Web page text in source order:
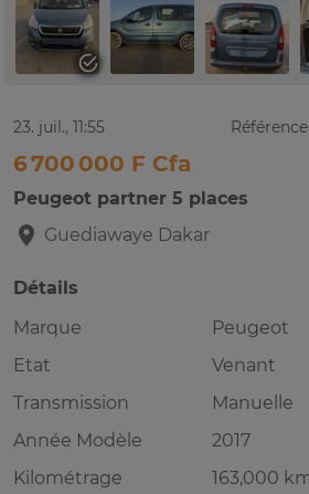
23. juil., 11:55
6 700 000 F Cfa
Peugeot partner 5 places
Guediawaye Dakar
Détails
Marque
Peugeot
Etat
Venant
Transmission
Manuelle
Année Modèle
2017
Kilométrage
163,000